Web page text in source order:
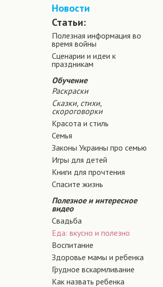
Новости
Статьи:
Полезная информация во
время войны
Сценарии и идеи к
праздникам
Обучение
Раскраски
Сказки, стихи,
скороговорки
Красота и стиль
Семья
Законы Украины про семью
Игры для детей
Книги для прочтения
Спасите жизнь
Полезное и интересное
видео
Свадьба
Еда: вкусно и полезно
Воспитание
Здоровье мамы и ребенка
Грудное вскармливание
Как назвать ребенка